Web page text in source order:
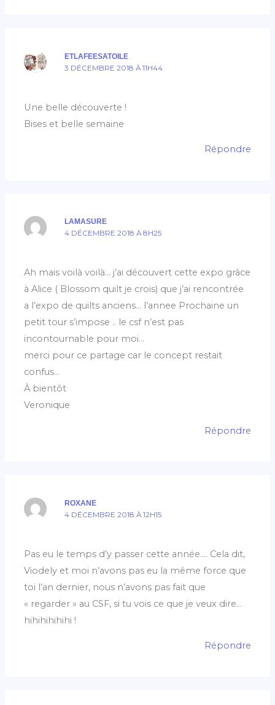
ETLAFEESATOILE
3 DÉCEMBRE 2018 À 11H44
Une belle découverte !
Bises et belle semaine
Répondre
LAMASURE
4 DÉCEMBRE 2018 À 8H25
Ah mais voilà voilà… j’ai découvert cette expo grâce
à Alice ( Blossom quilt je crois) que j’ai rencontrée
a l’expo de quilts anciens… l’annee Prochaine un
petit tour s’impose .. le csf n’est pas
incontournable pour moi…
merci pour ce partage car le concept restait
confus…
À bientôt
Veronique
Répondre
ROXANE
4 DÉCEMBRE 2018 À 12H15
Pas eu le temps d’y passer cette année…. Cela dit,
Viodely et moi n’avons pas eu la même force que
toi l’an dernier, nous n’avons pas fait que
« regarder » au CSF, si tu vois ce que je veux dire…
hihihihihihi !
Répondre